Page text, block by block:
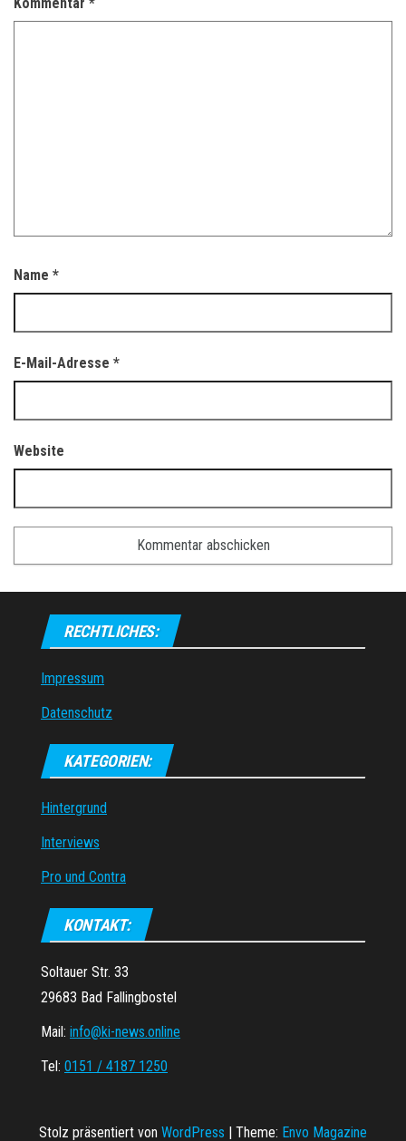
Name *
E-Mail-Adresse *
Website
RECHTLICHES:
Impressum
Datenschutz
KATEGORIEN:
Hintergrund
Interviews
Pro und Contra
KONTAKT:
Soltauer Str. 33
29683 Bad Fallingbostel
Mail: info@ki-news.online
Tel: 0151 / 4187 1250
Stolz präsentiert von WordPress | Theme: Envo Magazine